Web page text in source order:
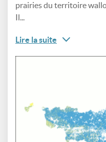
prairies du territoire
Il...
Lire la suite